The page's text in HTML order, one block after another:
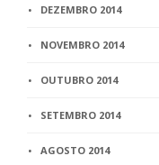
DEZEMBRO 2014
NOVEMBRO 2014
OUTUBRO 2014
SETEMBRO 2014
AGOSTO 2014